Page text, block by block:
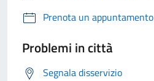
Prenota un appuntamento
Problemi in città
Segnala disservizio